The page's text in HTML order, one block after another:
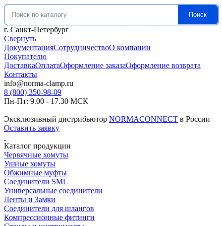
Искать: Поиск
г. Санкт-Петербург
Свернуть
ДокументацияСотрудничествоО компании
Покупателю
ДоставкаОплатаОформление заказаОформление возврата
Контакты
info@norma-clamp.ru
8 (800) 350-98-09
Пн-Пт: 9.00 - 17.30 МСК
Эксклюзивный дистрибьютор NORMACONNECT в России
Оставить заявку
Каталог продукции
Червячные хомуты
Ушные хомуты
Обжимные муфты
Соединители SML
Универсальные соединители
Ленты и Замки
Соединители для шлангов
Компрессионные фитинги